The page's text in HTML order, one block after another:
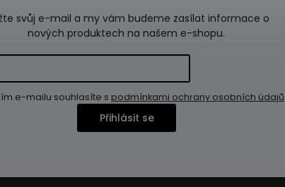
svůj e-mail a my vám budeme zasílat informace o
nových produktech na našem e-shopu.
e-mailu souhlasíte s podmínkami ochrany osobních údajů
Přihlásit se